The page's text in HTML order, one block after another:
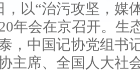
以“治污攻坚，媒
年会在京召开。生
，中国记协党组书
主席、全国人大社